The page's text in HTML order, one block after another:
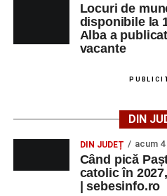
Locuri de
disponibile la
Alba a
vacante
DIN
DIN JUDEȚ acum 4
Când pică
catolic în
| sebesinfo.ro